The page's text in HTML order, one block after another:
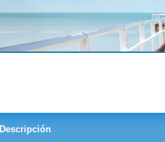
Descripción